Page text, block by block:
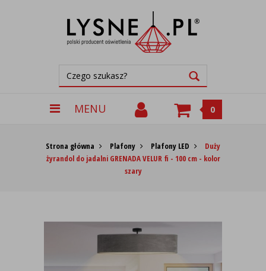
MENU 0
Strona główna Plafony Plafony LED
Duży
żyrandol do jadalni GRENADA VELUR fi - 100 cm - kolor
szary